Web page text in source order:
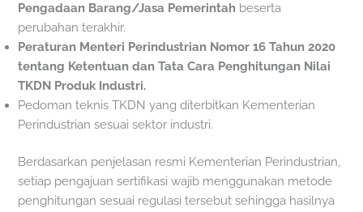
Pengadaan Barang/Jasa Pemerintah beserta
perubahan terakhir.
Peraturan Menteri Perindustrian Nomor 16 Tahun 2020
tentang Ketentuan dan Tata Cara Penghitungan Nilai
TKDN Produk Industri.
Pedoman teknis TKDN yang diterbitkan Kementerian
Perindustrian sesuai sektor industri.
Berdasarkan penjelasan resmi Kementerian Perindustrian,
setiap pengajuan sertifikasi wajib menggunakan metode
penghitungan sesuai regulasi tersebut sehingga hasilnya